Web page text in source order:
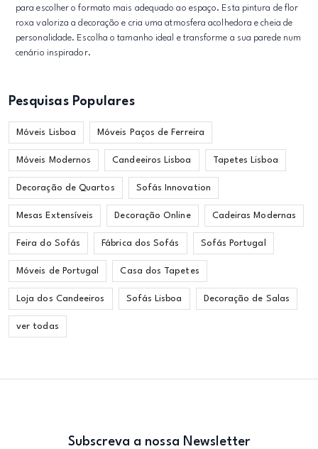
para escolher o formato mais adequado ao espaço. Esta pintura de flor
roxa valoriza a decoração e cria uma atmosfera acolhedora e cheia de
personalidade. Escolha o tamanho ideal e transforme a sua parede num
cenário inspirador.
Pesquisas Populares
Móveis Lisboa Móveis Paços de Ferreira
Móveis Modernos Candeeiros Lisboa Tapetes Lisboa
Decoração de Quartos Sofás Innovation
Mesas Extensíveis Decoração Online Cadeiras Modernas
Feira do Sofás Fábrica dos Sofás Sofás Portugal
Móveis de Portugal Casa dos Tapetes
Loja dos Candeeiros Sofás Lisboa Decoração de Salas
ver todas
Subscreva a nossa Newsletter